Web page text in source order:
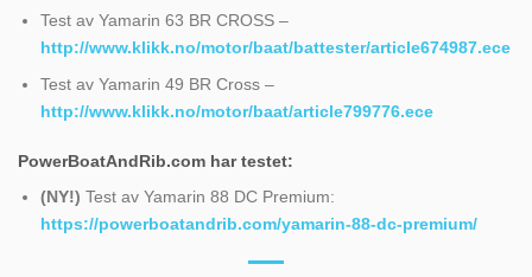
Test av Yamarin 63 BR CROSS –
http://www.klikk.no/motor/baat/battester/article674987.ece
Test av Yamarin 49 BR Cross –
http://www.klikk.no/motor/baat/article799776.ece
PowerBoatAndRib.com har testet:
(NY!) Test av Yamarin 88 DC Premium:
https://powerboatandrib.com/yamarin-88-dc-premium/